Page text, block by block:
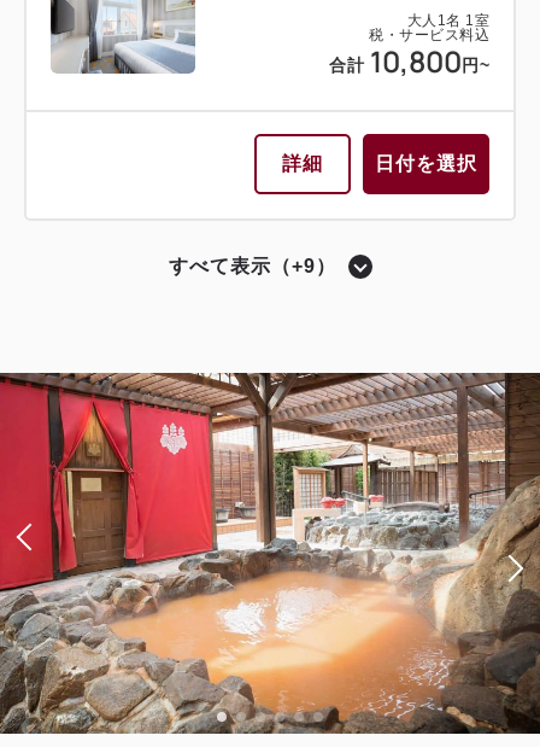
大人1名 1室
税・サービス料込
合計 19,500 円~
シアターサイド（宝塚大劇場が望めるお部屋）
バスルーム・トイレ セパレート
モデレートツイン レビュールームA
セミダブル×2 Wi-Fiあり（無料）
詳細 日付を選択
ツイン〔 ベッド2台 〕 レビュールーム
シアターサイド（宝塚大劇場が望めるお部屋）
大人 1名 1室
税・サービス料込
合計 10,800 円~
詳細 日付を選択
税・サービス料込
会員価格 9,520円~
大人1名1室
税・サービス料込
合計 11,900円~
獲得ポイント 285~
禁煙 18.20m2 1名
ダブルサイズ×1 Wi-Fiあり（無料）
すべて表示（+9）